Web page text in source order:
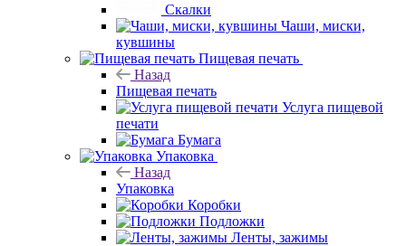
Скалки
Чаши, миски,
кувшины
Пищевая печать
Назад
Пищевая печать
Услуга пищевой
печати
Бумага
Упаковка
Назад
Упаковка
Коробки
Подложки
Ленты, зажимы